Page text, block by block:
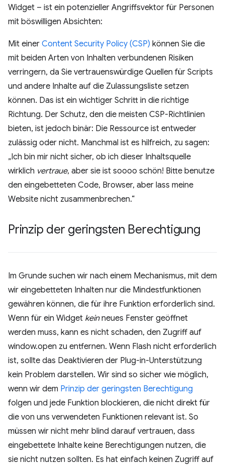
Widget – ist ein potenzieller Angriffsvektor für Personen
mit böswilligen Absichten:
Mit einer Content Security Policy (CSP) können Sie die
mit beiden Arten von Inhalten verbundenen Risiken
verringern, da Sie vertrauenswürdige Quellen für Scripts
und andere Inhalte auf die Zulassungsliste setzen
können. Das ist ein wichtiger Schritt in die richtige
Richtung. Der Schutz, den die meisten CSP-Richtlinien
bieten, ist jedoch binär: Die Ressource ist entweder
zulässig oder nicht. Manchmal ist es hilfreich, zu sagen:
„Ich bin mir nicht sicher, ob ich dieser Inhaltsquelle
wirklich vertraue, aber sie ist soooo schön! Bitte benutze
den eingebetteten Code, Browser, aber lass meine
Website nicht zusammenbrechen.“
Prinzip der geringsten Berechtigung
Im Grunde suchen wir nach einem Mechanismus, mit dem
wir eingebetteten Inhalten nur die Mindestfunktionen
gewähren können, die für ihre Funktion erforderlich sind.
Wenn für ein Widget keinneues Fenster geöffnet
werden muss, kann es nicht schaden, den Zugriff auf
window.open zu entfernen. Wenn Flash nicht erforderlich
ist, sollte das Deaktivieren der Plug-in-Unterstützung
kein Problem darstellen. Wir sind so sicher wie möglich,
wenn wir dem Prinzip der geringsten Berechtigung
folgen und jede Funktion blockieren, die nicht direkt für
die von uns verwendeten Funktionen relevant ist. So
müssen wir nicht mehr blind darauf vertrauen, dass
eingebettete Inhalte keine Berechtigungen nutzen, die
sie nicht nutzen sollten. Es hat einfach keinen Zugriff auf